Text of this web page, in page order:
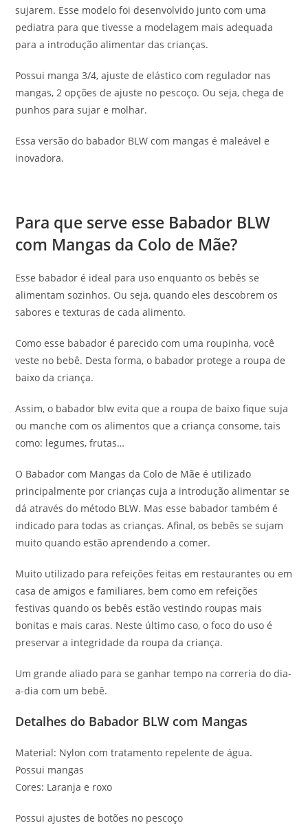
sujarem. Esse modelo foi desenvolvido junto com uma
pediatra para que tivesse a modelagem mais adequada
para a introdução alimentar das crianças.
Possui manga 3/4, ajuste de elástico com regulador nas
mangas, 2 opções de ajuste no pescoço. Ou seja, chega de
punhos para sujar e molhar.
Essa versão do babador BLW com mangas é maleável e
inovadora.
Para que serve esse Babador BLW
com Mangas da Colo de Mãe?
Esse babador é ideal para uso enquanto os bebês se
alimentam sozinhos. Ou seja, quando eles descobrem os
sabores e texturas de cada alimento.
Como esse babador é parecido com uma roupinha, você
veste no bebê. Desta forma, o babador protege a roupa de
baixo da criança.
Assim, o babador blw evita que a roupa de baixo fique suja
ou manche com os alimentos que a criança consome, tais
como: legumes, frutas…
O Babador com Mangas da Colo de Mãe é utilizado
principalmente por crianças cuja a introdução alimentar se
dá através do método BLW. Mas esse babador também é
indicado para todas as crianças. Afinal, os bebês se sujam
muito quando estão aprendendo a comer.
Muito utilizado para refeições feitas em restaurantes ou em
casa de amigos e familiares, bem como em refeições
festivas quando os bebês estão vestindo roupas mais
bonitas e mais caras. Neste último caso, o foco do uso é
preservar a integridade da roupa da criança.
Um grande aliado para se ganhar tempo na correria do dia-
a-dia com um bebê.
Detalhes do Babador BLW com Mangas
Material: Nylon com tratamento repelente de água.
Possui mangas
Cores: Laranja e roxo
Possui ajustes de botões no pescoço